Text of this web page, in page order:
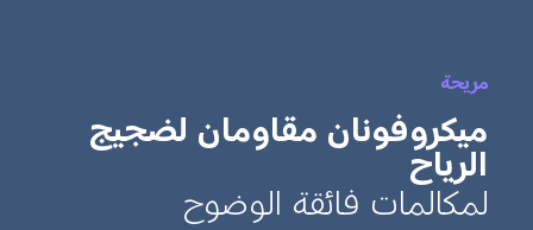
مريحة
ميكروفونان مقاومان لضجيج
الرياح
لمكالمات فائقة الوضوح